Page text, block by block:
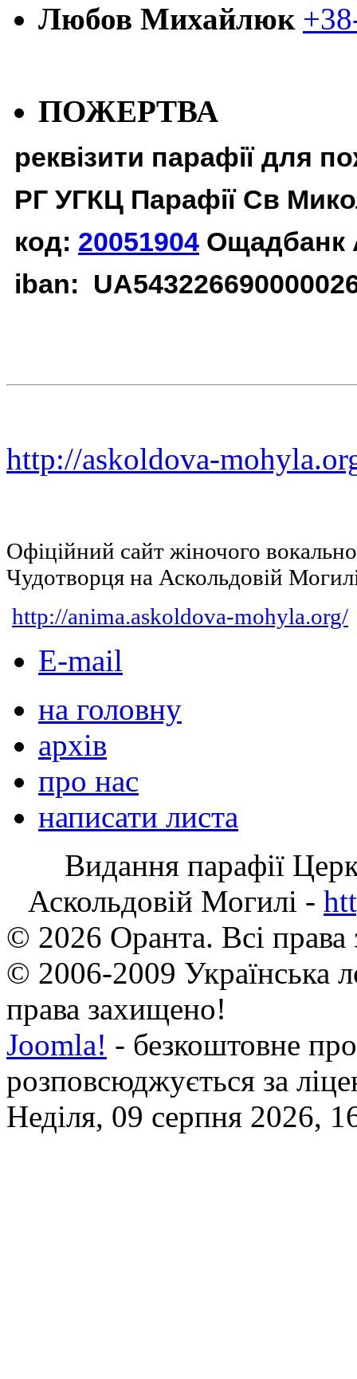
Любов Михайлюк
ПОЖЕРТВА
реквізити парафії для
РГ УГКЦ Парафії Св
код: 20051904 Ощадбанк
iban:
http://askoldova-
Офіційний сайт жіночого
Чудотворця на Аскольдовій
http://anima.askoldova-mohyla.org/
E-mail
на головну
архів
про нас
написати листа
Видання парафії
Аскольдовій Могилі -
© 2026 Оранта. Всі
© 2006-2009 Українська
права захищено!
Joomla! - безкоштовне
розповсюджується за
Неділя, 09 серпня 2026,